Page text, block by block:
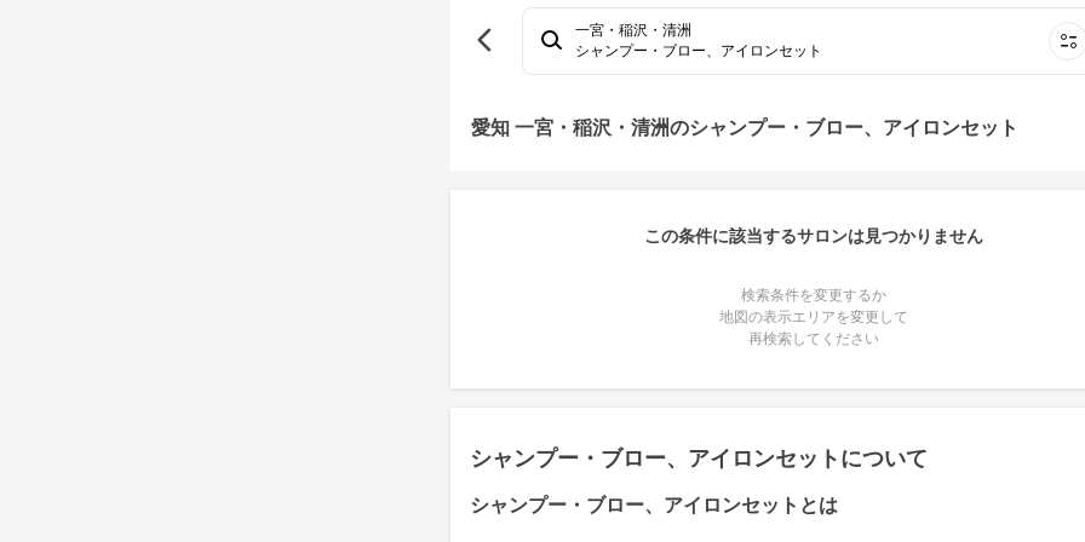
一宮・稲沢・清洲
シャンプー・ブロー、アイロンセット
愛知 一宮・稲沢・清洲のシャンプー・ブロー、アイロンセット
この条件に該当するサロンは見つかりません
検索条件を変更するか
地図の表示エリアを変更して
再検索してください
シャンプー・ブロー、アイロンセットについて
シャンプー・ブロー、アイロンセットとは